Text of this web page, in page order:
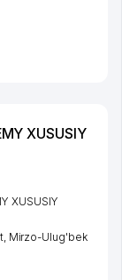
XUSUSIY
XUSUSIY
, Mirzo-Ulug'bek